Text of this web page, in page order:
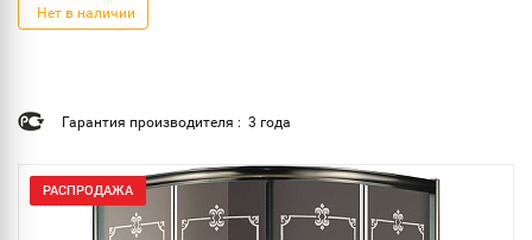
Нет в наличии
Гарантия производителя : 3 года
РАСПРОДАЖА